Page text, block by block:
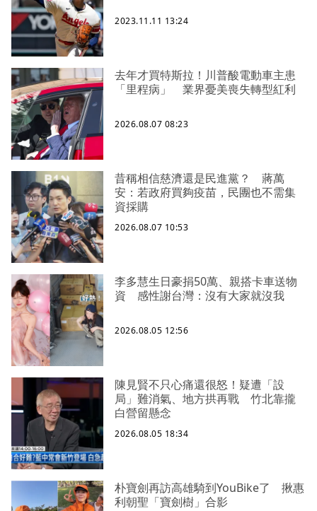
2023.11.11 13:24
去年才買特斯拉！川普酸電動車主患
「里程病」 業界憂美喪失轉型紅利
2026.08.07 08:23
昔稱相信慈濟還是民進黨？ 蔣萬
安：若政府買夠疫苗，民團也不需集
資採購
2026.08.07 10:53
李多慧生日豪捐50萬、親搭卡車送物
資 感性謝台灣：沒有大家就沒我
2026.08.05 12:56
陳見賢不只心痛還很怒！疑遭「設
局」難消氣、地方拱再戰 竹北靠攏
白營留懸念
2026.08.05 18:34
朴寶劍再訪高雄騎到YouBike了 揪惠
利朝聖「寶劍樹」合影